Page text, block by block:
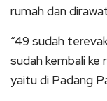
rumah dan
“49 sudah
sudah kembali ke
yaitu di Padang